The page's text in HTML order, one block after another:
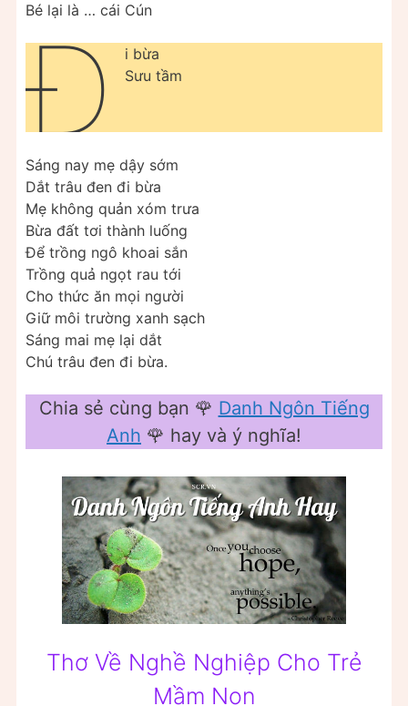
Bé lại là … cái Cún
Đ
i bừa
Sưu tầm
Sáng nay mẹ dậy sớm
Dắt trâu đen đi bừa
Mẹ không quản xóm trưa
Bừa đất tơi thành luống
Để trồng ngô khoai sắn
Trồng quả ngọt rau tới
Cho thức ăn mọi người
Giữ môi trường xanh sạch
Sáng mai mẹ lại dắt
Chú trâu đen đi bừa.
Chia sẻ cùng bạn 🌹 Danh Ngôn Tiếng
Anh 🌹 hay và ý nghĩa!
Thơ Về Nghề Nghiệp Cho Trẻ
Mầm Non